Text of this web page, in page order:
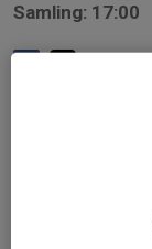
Samling: 17:00